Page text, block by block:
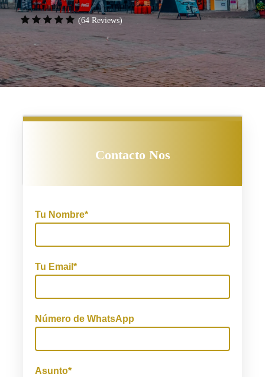
(64 Reviews)
Contacto Nos
Tu Nombre*
Tu Email*
Número de WhatsApp
Asunto*